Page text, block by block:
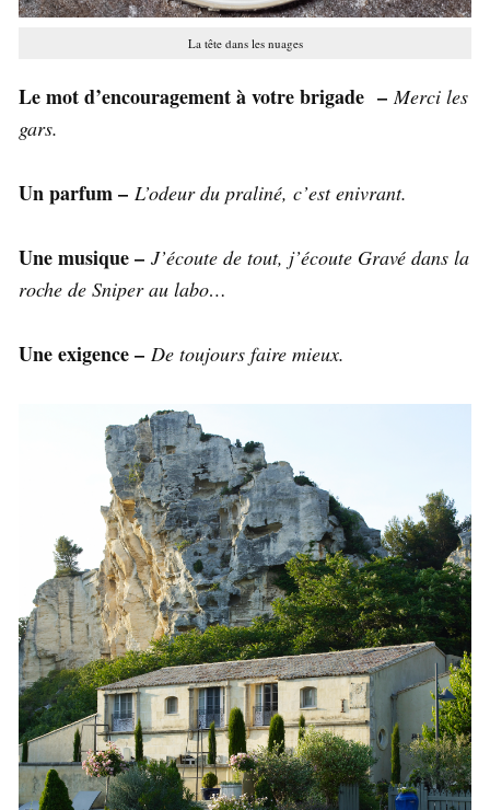
La tête dans les nuages
Le mot d’encouragement à votre brigade – Merci les
gars.
Un parfum – L’odeur du praliné, c’est enivrant.
Une musique – J’écoute de tout, j’écoute Gravé dans la
roche de Sniper au labo…
Une exigence – De toujours faire mieux.